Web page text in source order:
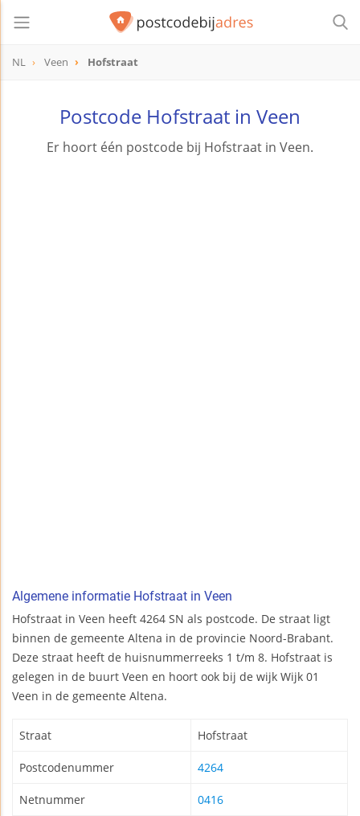
NL Veen Hofstraat
Postcode Hofstraat in Veen
Er hoort één postcode bij Hofstraat in Veen.
Algemene informatie Hofstraat in Veen
Hofstraat in Veen heeft 4264 SN als postcode. De straat ligt
binnen de gemeente Altena in de provincie Noord-Brabant.
Deze straat heeft de huisnummerreeks 1 t/m 8. Hofstraat is
gelegen in de buurt Veen en hoort ook bij de wijk Wijk 01
Veen in de gemeente Altena.
Straat Hofstraat
Postcodenummer 4264
Netnummer 0416